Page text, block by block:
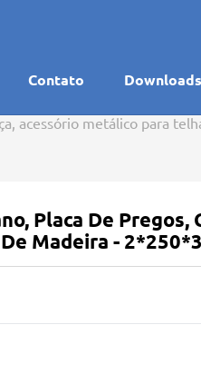
Contato Downloads
acessório metálico para
Placa De
Madeira -